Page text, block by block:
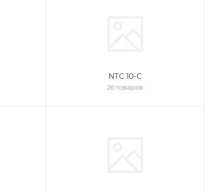
NTC 10-C
26 товаров